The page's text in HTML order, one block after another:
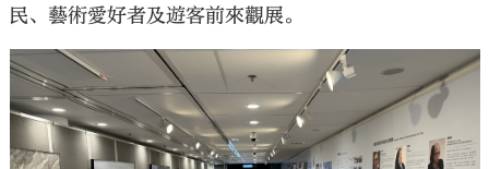
民、藝術愛好者及遊客前來觀展。